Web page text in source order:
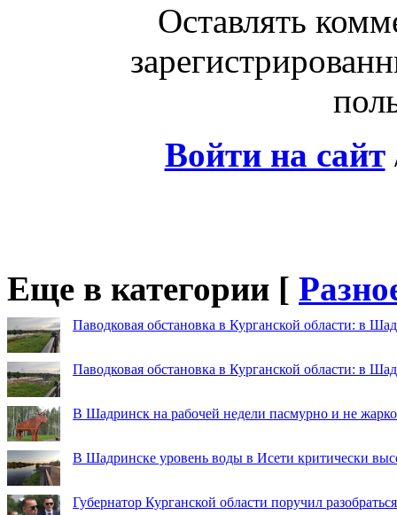
Оставлять
Войти на сайт
Еще в категории [
Паводковая обстановка в Курганской области: в
Паводковая обстановка в Курганской области: в
В Шадринск на рабочей недели пасмурно и не жарко
В Шадринске уровень воды в Исети критически
Губернатор Курганской области поручил